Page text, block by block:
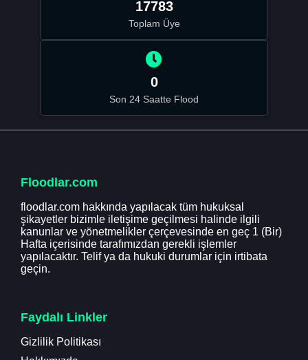
17783
Toplam Üye
0
Son 24 Saatte Flood
Floodlar.com
floodlar.com hakkında yapılacak tüm hukuksal
şikayetler bizimle iletişime geçilmesi halinde ilgili
kanunlar ve yönetmelikler çerçevesinde en geç 1 (Bir)
Hafta içerisinde tarafımızdan gerekli işlemler
yapılacaktır. Telif ya da hukuki durumlar için irtibata
geçin.
Faydalı Linkler
Gizlilik Politikası